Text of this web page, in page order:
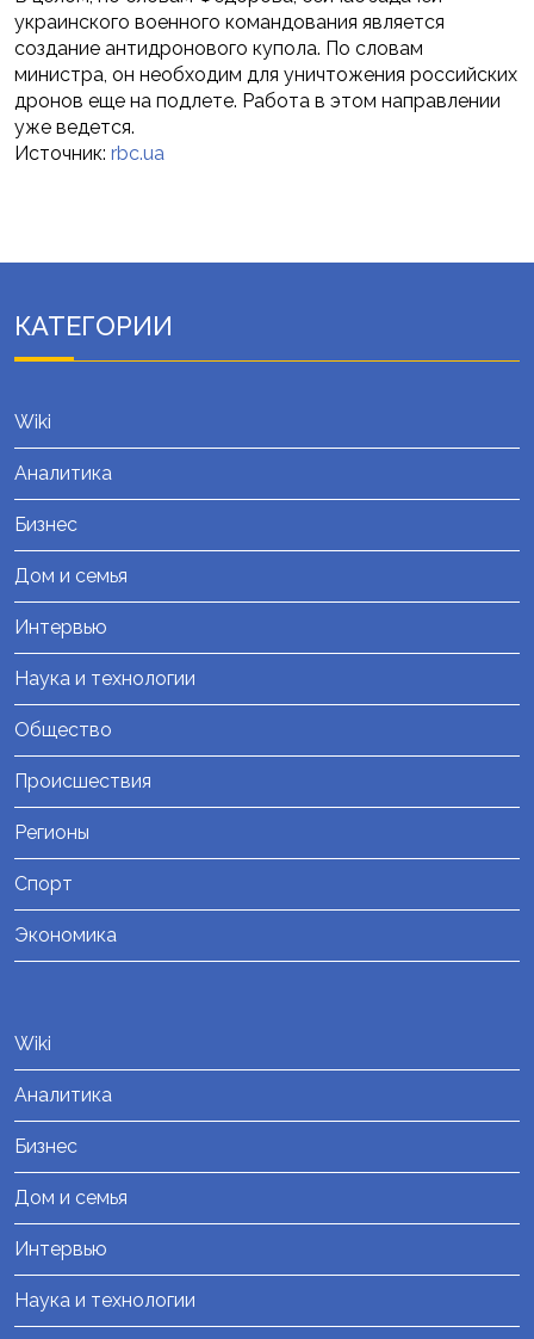
украинского военного командования является
создание антидронового купола. По словам
министра, он необходим для уничтожения российских
дронов еще на подлете. Работа в этом направлении
уже ведется.
Источник: rbc.ua
КАТЕГОРИИ
Wiki
Аналитика
Бизнес
Дом и семья
Интервью
Наука и технологии
Общество
Происшествия
Регионы
Спорт
Экономика
Wiki
Аналитика
Бизнес
Дом и семья
Интервью
Наука и технологии